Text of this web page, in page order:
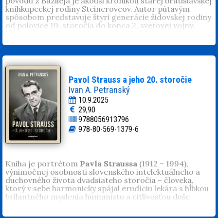
technickej univerzity. V rokoch 1990 až 2013 bol
hovorcom Ústredného zväzu židovských náboženských
obcí. Je autorom odborných prác z fyziky a
elektrotechniky a tiež článkov venovaných židovskej
Univerzity Komenského v Bratislave, kde viedol kurzy
všeobecnej histórie židovského národa. Napísal knihy
JudaizmusaIzrael · Palestína
vydaniach.
kníhkupeckej rodiny Steinerovcov. Autor pútavým
spôsobom predstavuje štyri generácie židovskej rodiny
od polovice 19. storočia do konca 2. svetovej vojny.
Pavol Strauss a jeho 20. storočie
Ivan A. Petranský
10.9.2025
29,90
9788056913796
978-80-569-1379-6
Kniha je portrétom Pavla Straussa (1912 – 1994),
výnimočnej osobnosti slovenského intelektuálneho a
duchovného života dvadsiateho storočia – človeka,
ktorý v sebe harmonicky spájal erudíciu lekára s hĺbkou
brilantného myslenia humanistu a citlivosťou duše